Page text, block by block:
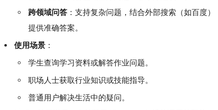
跨领域问答：支持复杂问题，结合外部搜索（如百度）
提供准确答案。
使用场景：
学生查询学习资料或解答作业问题。
职场人士获取行业知识或技能指导。
普通用户解决生活中的疑问。